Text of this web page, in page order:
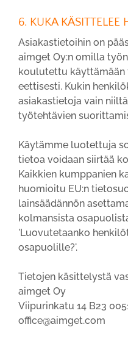
6. KUKA KÄSITTELEE
Asiakastietoihin on
aimget Oy:n omilla
koulutettu
eettisesti. Kukin
asiakastietoja vain
työtehtävien
Käytämme luotettuja
tietoa voidaan siirtää
Kaikkien kumppanien
huomioitu EU:n
lainsäädännön
kolmansista
'Luovutetaanko
osapuolille?'.
Tietojen käsittelystä
aimget Oy
Viipurinkatu 14 B23
office@aimget.com